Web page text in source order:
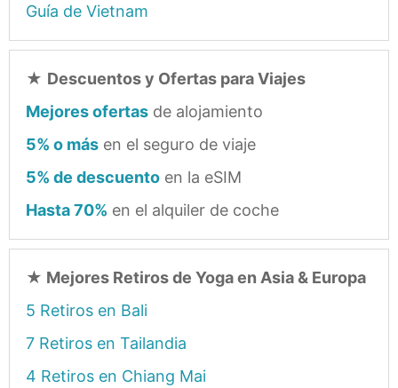
Guía de Vietnam
★ Descuentos y Ofertas para Viajes
Mejores ofertas de alojamiento
5% o más en el seguro de viaje
5% de descuento en la eSIM
Hasta 70% en el alquiler de coche
★ Mejores Retiros de Yoga en Asia & Europa
5 Retiros en Bali
7 Retiros en Tailandia
4 Retiros en Chiang Mai